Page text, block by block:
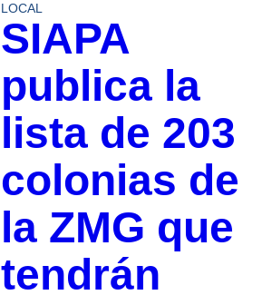
LOCAL
SIAPA
publica la
lista de 203
colonias de
la ZMG que
tendrán